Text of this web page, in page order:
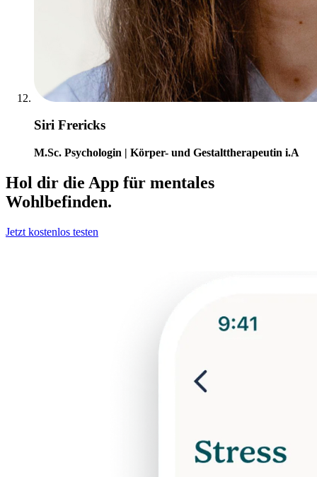
Siri Frericks
M.Sc. Psychologin | Körper- und Gestalttherapeutin i.A
Hol dir die App für mentales
Wohlbefinden.
Jetzt kostenlos testen